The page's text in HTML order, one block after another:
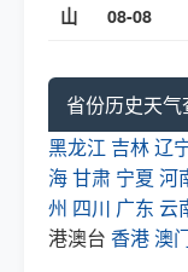
山
08-08
省份历史天气
黑龙江 吉林辽
海甘肃 宁夏 河
州 四川 广东 云
港澳台 香港澳